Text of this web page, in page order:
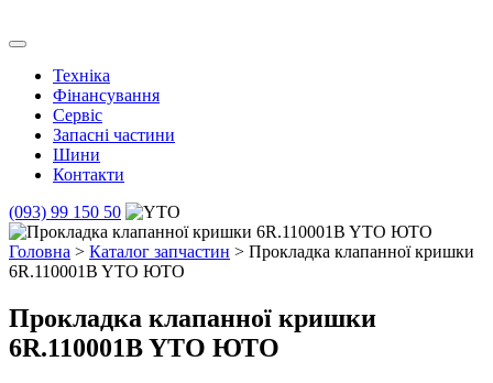
to
Техніка
Фінансування
Сервіс
Запасні частини
Шини
Контакти
(093) 99 150 50
Головна > Каталог запчастин > Прокладка клапанної кришки
6R.110001B YTO ЮТО
Прокладка клапанної кришки
6R.110001B YTO ЮТО